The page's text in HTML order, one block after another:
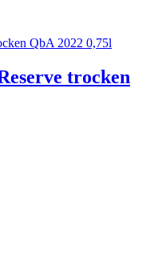
trocken